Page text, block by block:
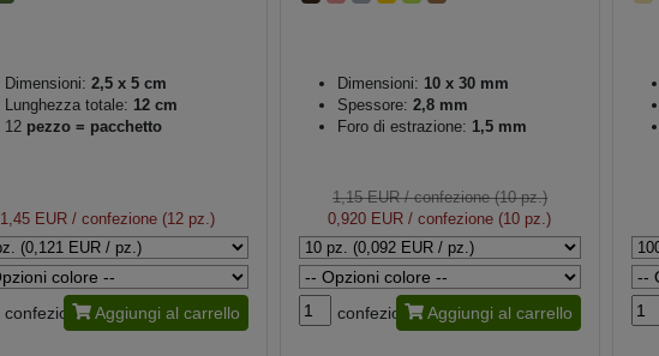
Dimensioni: 2,5 x 5 cm
Lunghezza totale: 12 cm
12 pezzo = pacchetto
1,45 EUR/ confezione (12 pz.)
confezione Aggiungi al carrello
Dimensioni: 10 x 30 mm
Spessore: 2,8 mm
Foro di estrazione: 1,5 mm
1,15 EUR/ confezione (10 pz.)
0,920 EUR / confezione (10 pz.)
confezione Aggiungi al carrello